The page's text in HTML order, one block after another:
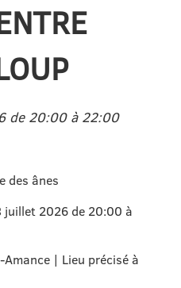
de 20:00 à 22:00
des ânes
juillet 2026 de 20:00 à
| Lieu précisé à